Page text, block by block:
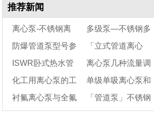
推荐新闻
离心泵-不锈钢离
心泵
多级泵—不锈钢多
级离心泵型号
防爆管道泵型号参
数及选型
「立式管道离心
泵」管道泵各种型号
的产品特点大全
ISWR卧式热水管
道离心泵结构图
离心泵几种流量调
节方式的能耗分析
化工用离心泵的工
作原理及结构特点
单级单吸离心泵和
单级双吸离心泵的区
衬氟离心泵与全氟 「管道泵」不锈钢